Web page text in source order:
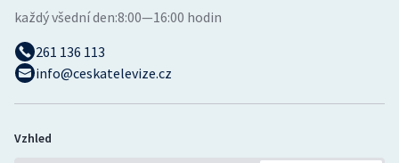
Gymnastika
Házená
Judo
každý všední den:8:00—16:00 hodin
261 136 113
info@ceskatelevize.cz
Vzhled